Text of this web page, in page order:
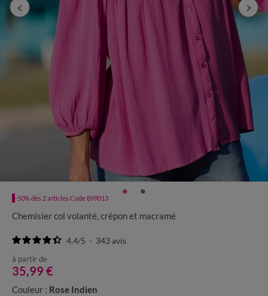
-50% dès 2 articles Code 899013
Chemisier col volanté, crépon et macramé
4.4/5 - 343avis
à partir de
35,99 €
Couleur : Rose Indien